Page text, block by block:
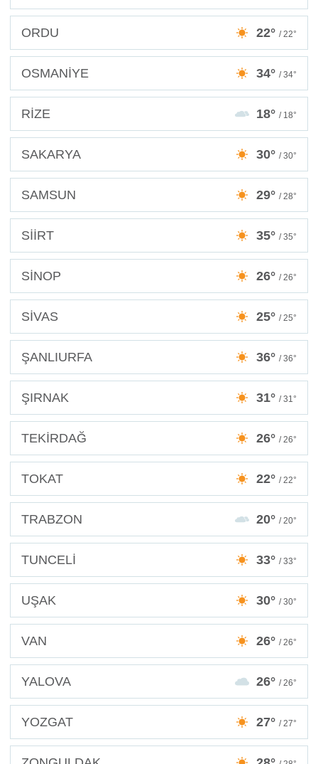
ORDU 22° / 22°
OSMANİYE 34° / 34°
RİZE 18° / 18°
SAKARYA 30° / 30°
SAMSUN 29° / 28°
SİİRT 35° / 35°
SİNOP 26° / 26°
SİVAS 25° / 25°
ŞANLIURFA 36° / 36°
ŞIRNAK 31° / 31°
TEKİRDAĞ 26° / 26°
TOKAT 22° / 22°
TRABZON 20° / 20°
TUNCELİ 33° / 33°
UŞAK 30° / 30°
VAN 26° / 26°
YALOVA 26° / 26°
YOZGAT 27° / 27°